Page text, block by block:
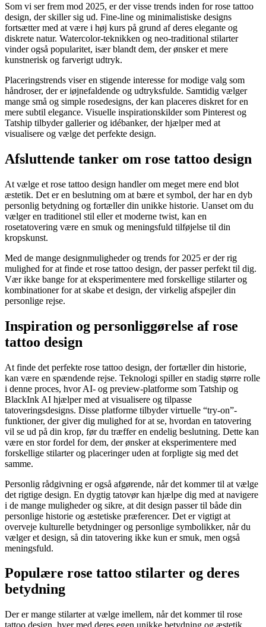
Som vi ser frem mod 2025, er der visse trends inden for rose tattoo
design, der skiller sig ud. Fine-line og minimalistiske designs
fortsætter med at være i høj kurs på grund af deres elegante og
diskrete natur. Watercolor-teknikken og neo-traditional stilarter
vinder også popularitet, især blandt dem, der ønsker et mere
kunstnerisk og farverigt udtryk.
Placeringstrends viser en stigende interesse for modige valg som
håndroser, der er iøjnefaldende og udtryksfulde. Samtidig vælger
mange små og simple rosedesigns, der kan placeres diskret for en
mere subtil elegance. Visuelle inspirationskilder som Pinterest og
Tatship tilbyder gallerier og idébanker, der hjælper med at
visualisere og vælge det perfekte design.
Afsluttende tanker om rose tattoo design
At vælge et rose tattoo design handler om meget mere end blot
æstetik. Det er en beslutning om at bære et symbol, der har en dyb
personlig betydning og fortæller din unikke historie. Uanset om du
vælger en traditionel stil eller et moderne twist, kan en
rosetatovering være en smuk og meningsfuld tilføjelse til din
kropskunst.
Med de mange designmuligheder og trends for 2025 er der rig
mulighed for at finde et rose tattoo design, der passer perfekt til dig.
Vær ikke bange for at eksperimentere med forskellige stilarter og
kombinationer for at skabe et design, der virkelig afspejler din
personlige rejse.
Inspiration og personliggørelse af rose
tattoo design
At finde det perfekte rose tattoo design, der fortæller din historie,
kan være en spændende rejse. Teknologi spiller en stadig større rolle
i denne proces, hvor AI- og preview-platforme som Tatship og
BlackInk AI hjælper med at visualisere og tilpasse
tatoveringsdesigns. Disse platforme tilbyder virtuelle “try-on”-
funktioner, der giver dig mulighed for at se, hvordan en tatovering
vil se ud på din krop, før du træffer en endelig beslutning. Dette kan
være en stor fordel for dem, der ønsker at eksperimentere med
forskellige stilarter og placeringer uden at forpligte sig med det
samme.
Personlig rådgivning er også afgørende, når det kommer til at vælge
det rigtige design. En dygtig tatovør kan hjælpe dig med at navigere
i de mange muligheder og sikre, at dit design passer til både din
personlige historie og æstetiske præferencer. Det er vigtigt at
overveje kulturelle betydninger og personlige symbolikker, når du
vælger et design, så din tatovering ikke kun er smuk, men også
meningsfuld.
Populære rose tattoo stilarter og deres
betydning
Der er mange stilarter at vælge imellem, når det kommer til rose